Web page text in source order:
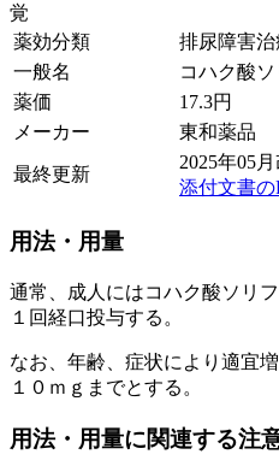
覚
薬効分類
排尿障害
一般名
コハク酸
薬価
17.3円
メーカー
東和薬品
最終更新
2025年05
添付文書の
用法・用量
通常、成人にはコハク酸ソリ
１回経口投与する。
なお、年齢、症状により適宜
１０ｍｇまでとする。
用法・用量に関連する注